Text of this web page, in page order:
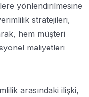
yönlendirilmesine
stratejileri,
hem müşteri
maliyetleri
arasındaki ilişki,